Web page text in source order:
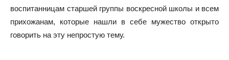
воспитанницам старшей группы воскресной школы и всем
прихожанам, которые нашли в себе мужество открыто
говорить на эту непростую тему.